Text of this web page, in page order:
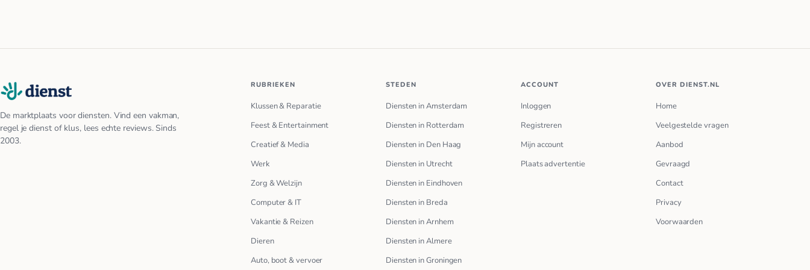
De marktplaats voor diensten. Vind een vakman,
regel je dienst of klus, lees echte reviews. Sinds
2003.
RUBRIEKEN
Klussen & Reparatie
Feest & Entertainment
Creatief & Media
Werk
Zorg & Welzijn
Computer & IT
Vakantie & Reizen
Dieren
Auto, boot & vervoer
STEDEN
Diensten in Amsterdam
Diensten in Rotterdam
Diensten in Den Haag
Diensten in Utrecht
Diensten in Eindhoven
Diensten in Breda
Diensten in Arnhem
Diensten in Almere
Diensten in Groningen
ACCOUNT
Inloggen
Registreren
Mijn account
Plaats advertentie
OVER DIENST.NL
Home
Veelgestelde vragen
Aanbod
Gevraagd
Contact
Privacy
Voorwaarden